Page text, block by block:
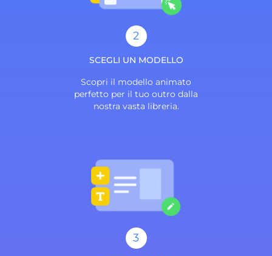
2
SCEGLI UN MODELLO
Scopri il modello animato
perfetto per il tuo outro dalla
nostra vasta libreria.
3